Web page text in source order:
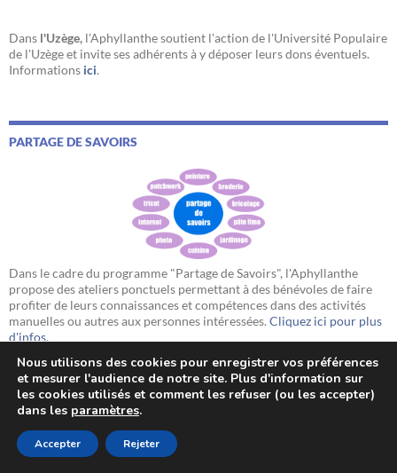
Dans l'Uzège, l'Aphyllanthe soutient l'action de l'Université Populaire
de l'Uzège et invite ses adhérents à y déposer leurs dons éventuels.
Informations ici.
PARTAGE DE SAVOIRS
Dans le cadre du programme "Partage de Savoirs", l'Aphyllanthe
propose des ateliers ponctuels permettant à des bénévoles de faire
profiter de leurs connaissances et compétences dans des activités
manuelles ou autres aux personnes intéressées.Cliquez ici pour plus
d'infos.
RUBRIQUES
Nous utilisons des cookies pour enregistrer vos préférences
et mesurer l'audience de notre site. Plus d'information sur
les cookies utilisés et comment les refuser (ou les accepter)
dans les paramètres.
Accepter Rejeter